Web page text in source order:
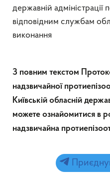
державній адміністрації
відповідним службам
виконання
З повним текстом
надзвичайної
Київській обласній
можете ознайомитися в
надзвичайна